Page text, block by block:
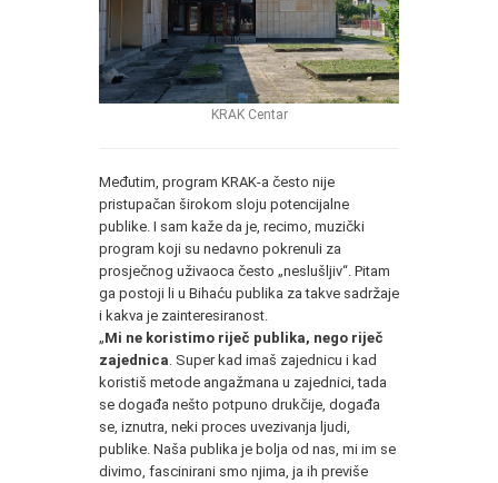
KRAK Centar
Međutim, program KRAK-a često nije
pristupačan širokom sloju potencijalne
publike. I sam kaže da je, recimo, muzički
program koji su nedavno pokrenuli za
prosječnog uživaoca često „neslušljiv“. Pitam
ga postoji li u Bihaću publika za takve sadržaje
i kakva je zainteresiranost.
„Mi ne koristimo riječ publika, nego riječ
zajednica . Super kad imaš zajednicu i kad
koristiš metode angažmana u zajednici, tada
se događa nešto potpuno drukčije, događa
se, iznutra, neki proces uvezivanja ljudi,
publike. Naša publika je bolja od nas, mi im se
divimo, fascinirani smo njima, ja ih previše